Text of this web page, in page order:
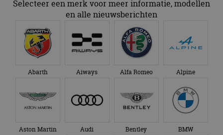
Selecteer een merk voor meer informatie, modellen
en alle nieuwsberichten
Abarth Aiways Alfa Romeo Alpine
Aston Martin Audi Bentley BMW